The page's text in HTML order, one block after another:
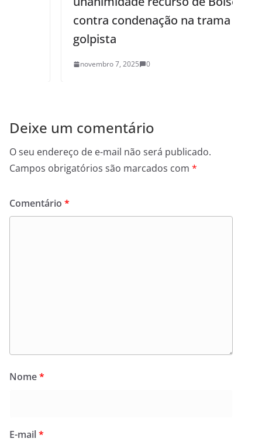
contra condenação na trama
golpista
novembro 7, 2025 0
Deixe um comentário
O seu endereço de e-mail não será publicado.
Campos obrigatórios são marcados com *
Comentário *
Nome*
E-mail*